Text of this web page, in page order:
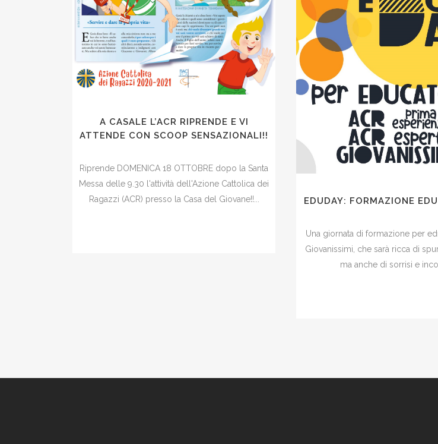
A CASALE L’ACR RIPRENDE E VI
ATTENDE CON SCOOP SENSAZIONALI!!
Riprende DOMENICA 18 OTTOBRE dopo la Santa
Messa delle 9.30 l'attività dell'Azione Cattolica dei
Ragazzi (ACR) presso la Casa del Giovane!!...
EDUDAY: FORMAZIONE
Una giornata di formazione per
Giovanissimi, che sarà ricca di
ma anche di sorrisi e